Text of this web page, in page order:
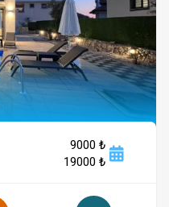
9000 ₺
19000 ₺